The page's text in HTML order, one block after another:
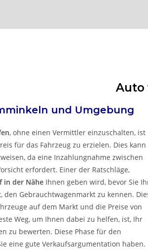
Auto
und Umgebung
, ohne einen Vermittler einzuschalten, ist
für das Fahrzeug zu erzielen. Dies kann
da eine Inzahlungnahme zwischen
erfordert. Einer der Ratschläge,
in der Nähe Ihnen geben wird, bevor Sie
den Gebrauchtwagenmarkt zu kennen.
auf dem Markt und die Preise von
Weg, um Ihnen dabei zu helfen, ist, Ihr
zu bewerten. Diese Phase für den
eine gute Verkaufsargumentation haben.